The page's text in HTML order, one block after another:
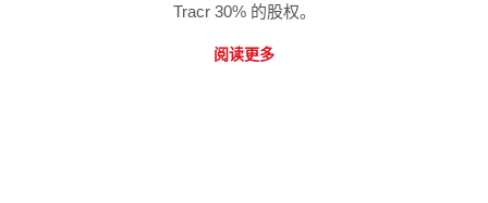
Tracr 30% 的股权。
阅读更多